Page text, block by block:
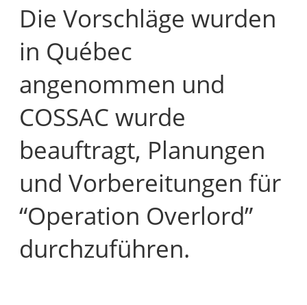
Die Vorschläge wurden
in Québec
angenommen und
COSSAC wurde
beauftragt, Planungen
und Vorbereitungen für
“Operation Overlord”
durchzuführen.